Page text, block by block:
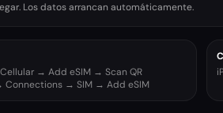
Los datos arrancan automáticamente.
→ Add eSIM → Scan QR
Connections → SIM → Add eSIM